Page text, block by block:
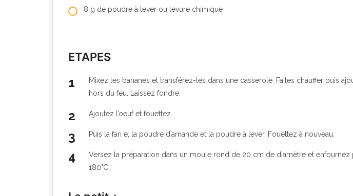
8 g de poudre à lever ou levure chimique
ETAPES
Mixez les bananes et transférez-les dans une casserole. Faites chauffer puis
hors du feu. Laissez fondre.
Ajoutez l’oeuf et fouettez.
Puis la fari e, la poudre d’amande et la poudre à lever. Fouettez à nouveau.
Versez la préparation dans un moule rond de 20 cm de diamètre et enfournez
180°C.